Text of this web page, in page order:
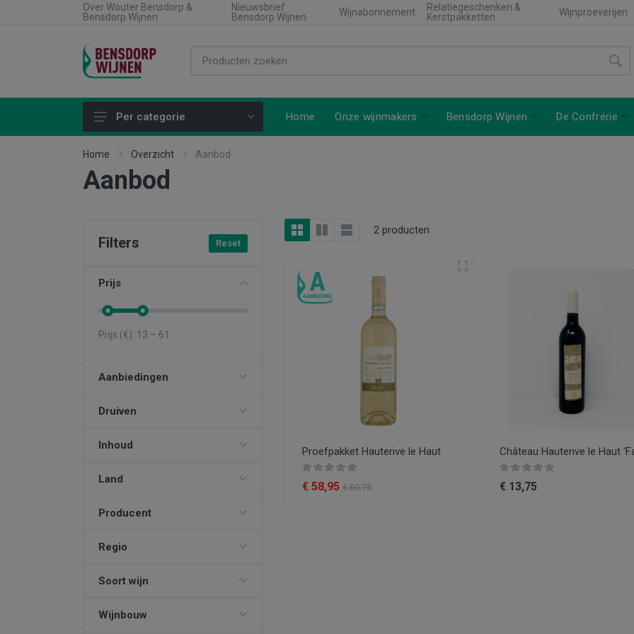
Over Wouter Bensdorp &
Bensdorp Wijnen
Nieuwsbrief
Bensdorp Wijnen
Wijnabonnement
Relatiegeschenken &
Kerstpakketten
Wijnproeverijen
Alle producten
Land
Type product
Per categorie Home Onze wijnmakers Bensdorp Wijnen De Confrérie
Home Overzicht Aanbod
Aanbod
Filters Reset
Prijs
Prijs (€): 13 – 61
Aanbiedingen
Druiven
Inhoud
Land
Producent
Regio
Soort wijn
Wijnbouw
2 producten
Proefpakket Hauterive le Haut
€ 58,95 € 60,75
Château Hauterive le Haut
€ 13,75